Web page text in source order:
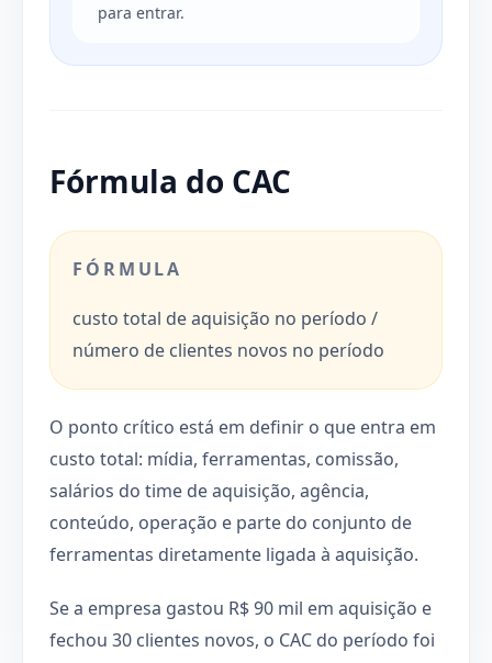
para entrar.
Fórmula do CAC
FÓRMULA
custo total de aquisição no período /
número de clientes novos no período
O ponto crítico está em definir o que entra em
custo total: mídia, ferramentas, comissão,
salários do time de aquisição, agência,
conteúdo, operação e parte do conjunto de
ferramentas diretamente ligada à aquisição.
Se a empresa gastou R$ 90 mil em aquisição e
fechou 30 clientes novos, o CAC do período foi